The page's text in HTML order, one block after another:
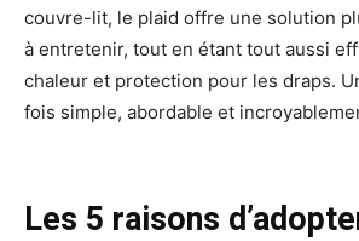
couvre-lit, le plaid offre une solution
à entretenir, tout en étant tout aussi
chaleur et protection pour les draps.
fois simple, abordable et
Les 5 raisons